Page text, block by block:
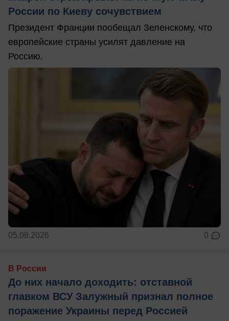
России по Киеву сочувствием
Президент Франции пообещал Зеленскому, что
европейские страны усилят давление на
Россию.
05.08.2026 0
В России
До них начало доходить: отставной
главком ВСУ Залужный признал полное
поражение Украины перед Россией